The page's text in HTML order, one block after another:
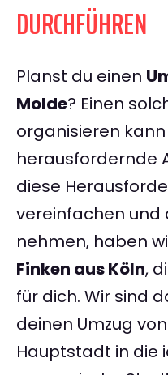
DURCHFÜHREN
Planst du einen
Molde? Einen
organisieren
herausfordernde
diese
vereinfachen und
nehmen, haben
Finken aus Köln,
für dich. Wir sind
deinen Umzug
Hauptstadt in die